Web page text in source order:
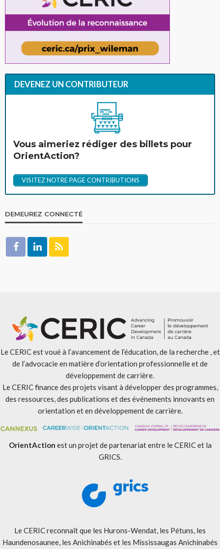
DEVENEZ UN CONTRIBUTEUR
Vous aimeriez rédiger des billets pour
OrientAction?
VISITEZ NOTRE PAGE CONTRIBUTIONS
DEMEUREZ CONNECTÉ
Le CERIC est voué à l’avancement de l’éducation, de la recherche , et
de l’advocacie en matière d’orientation professionnelle et de
développement de carrière.
Le CERIC finance des projets visant à développer des programmes,
des ressources, des publications et des événements innovants en
orientation et en développement de carrière.
OrientAction est un projet de partenariat entre le CERIC et la
GRICS.
Le CERIC reconnaît que les Hurons-Wendat, les Pétuns, les
Haundenosaunee, les Anichinabés et les Mississaugas Anichinabés